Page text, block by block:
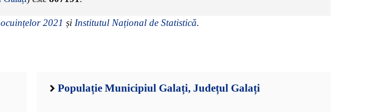
2021 și Institutul Național de Statistică.
Populație Municipiul Galați, Județul Galați